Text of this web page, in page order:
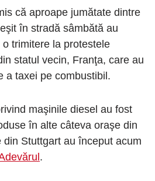
că aproape jumătate dintre
în stradă sâmbătă au
trimitere la protestele
statul vecin, Franţa, care au
a taxei pe combustibil.
maşinile diesel au fost
în alte câteva oraşe din
din Stuttgart au început acum
.